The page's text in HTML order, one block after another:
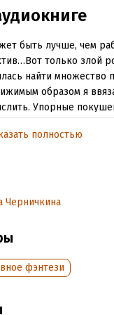
быть лучше, чем
только злой
найти множество
образом я
Упорные
меня своими
коллеги! Архивная
2020
полностью
Черничкина
фэнтези